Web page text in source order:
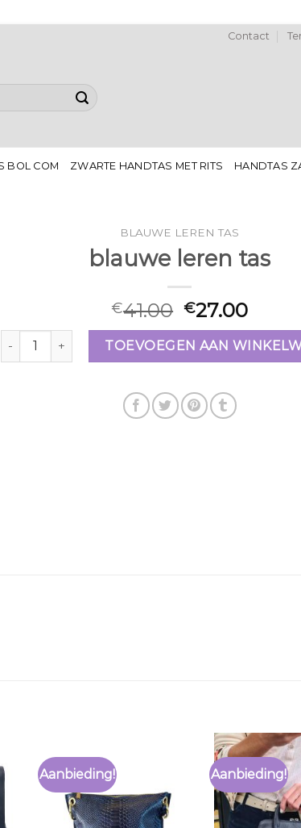
Contact
BOL COM ZWARTE HANDTAS MET RITS HANDTAS
BLAUWE LEREN TAS
blauwe leren tas
€41.00 €27.00
blauwe leren tas aantalTOEVOEGEN AAN
Aanbieding! Aanbieding!